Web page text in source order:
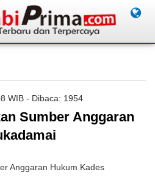
WIB - Dibaca: 1954
Sumber Anggaran